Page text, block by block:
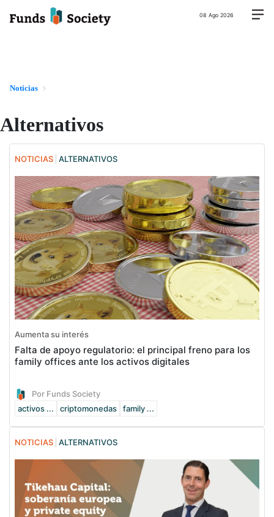
08 Ago 2026
Noticias
Alternativos
NOTICIAS ALTERNATIVOS
Aumenta su interés
Falta de apoyo regulatorio: el principal freno para los
family offices ante los activos digitales
Por Funds Society
activos ...
criptomonedas family ...
NOTICIAS ALTERNATIVOS